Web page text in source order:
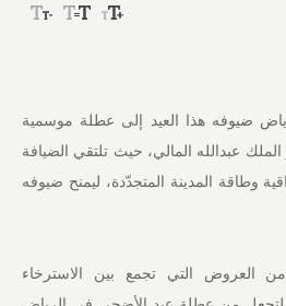
ضيوفه هذا العيد إلى عطلة موسمية
عبدالله المالي، حيث تلتقي الضيافة
وطاقة المدينة المتجدّدة، ليمنح ضيوفه
العروض التي تجمع بين الاسترخاء